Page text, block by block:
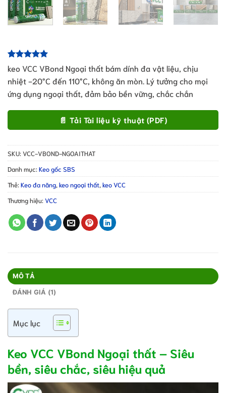
5.00
trên 5
dựa trên
1
đánh giá
keo VCC VBond Ngoại thất bám dính đa vật liệu, chịu
nhiệt -20°C đến 110°C, không ăn mòn. Lý tưởng cho mọi
ứng dụng ngoại thất, đảm bảo bền vững, chắc chắn
📄 Tải Tài liệu kỹ thuật (PDF)
SKU:VCC-VBOND-NGOAITHAT
Danh mục:Keo gốc SBS
Thẻ:Keo đa năng, keo ngoại thất, keo VCC
Thương hiệu:VCC
MÔ TẢ
ĐÁNH GIÁ (1)
Mục lục
Keo VCC VBond Ngoại thất – Siêu
bền, siêu chắc, siêu hiệu quả